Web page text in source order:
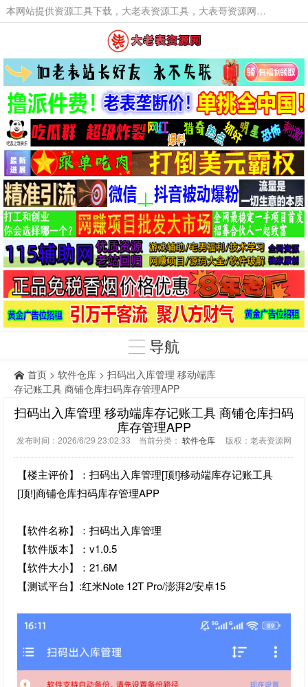
本网站提供资源工具下载，大老表资源工具，大表哥资源网软件工具，大老表资源下载，活动线报福利资源分享,活动线报，大型网游经典游戏，网络热门技术游戏辅助交流与分享。
导航
首页 > 软件仓库 > 扫码出入库管理 移动端库
存记账工具 商铺仓库扫码库存管理APP
扫码出入库管理 移动端库存记账工具 商铺仓库扫码
库存管理APP
发布时间：2026/6/29 23:02:33 当前分类： 软件仓库 版权：老表资源网
【楼主评价】：扫码出入库管理[顶!]移动端库存记账工具
[顶!]商铺仓库扫码库存管理APP
【软件名称】：扫码出入库管理
【软件版本】：v1.0.5
【软件大小】：21.6M
【测试平台】:红米Note 12T Pro/澎湃2/安卓15